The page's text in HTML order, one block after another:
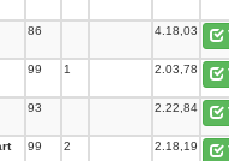
86 4.18,03
99 1 2.03,78
93 2.22,84
99 2 2.18,19